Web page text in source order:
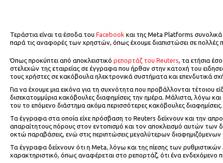
Τεράστια είναι τα έσοδα του Facebook και της Meta Platforms
παρά τις αναφορές των χρηστών, όπως έχουμε διαπιστώσει σε πολλές
Όπως προκύπτει από αποκλειστικό ρεπορτάζ του Reuters, τα ετήσια
στελεχών της εταιρείας σε έγγραφα που ήρθαν στην κατοχή του
τους χρήστες σε κακόβουλα ηλεκτρονικά συστήματα και επενδυτικά
Για να έχουμε μια εικόνα για τη συχνότητα που προβάλλονται
δισεκατομμύρια κακόβουλες διαφημίσεις την ημέρα. Μάλιστα, λόγω
του το επόμενο διάστημα ακόμα περισσότερες κακόβουλες διαφημίσεις.
Τα έγγραφα στα οποία είχε πρόσβαση το Reuters δείχνουν και την
απαραίτητους πόρους στον εντοπισμό και τον αποκλεισμό αυτών των
οκτώ παραβάσεις, ενώ στις περιπτώσεις μεγαλύτερων
Τα έγγραφα δείχνουν ότι η Meta, λόγω και της πίεσης των
χαρακτηριστικό, όπως αναφέρεται στο ρεπορτάζ, ότι ένα ενδεχόμενο